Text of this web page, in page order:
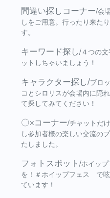
間違い探しコーナー/会
しをご用意。行ったり来た
す。
キーワード探し/４つの
ットしちゃいましょう！
キャラクター探し/ブロ
コとシロリスが会場内に隠
て探してみてください！
〇×コーナー/チャットだ
し参加者様の楽しい交流の
たしました。
フォトスポット /ホイッ
を！＃ホイップフェス で
ています！